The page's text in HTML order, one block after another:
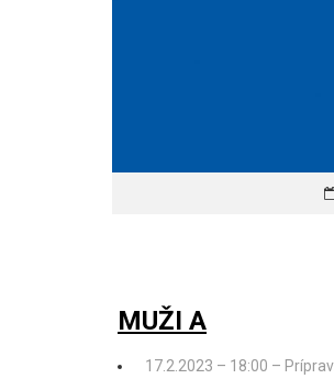
MUŽI A
17.2.2023 – 18:00 –